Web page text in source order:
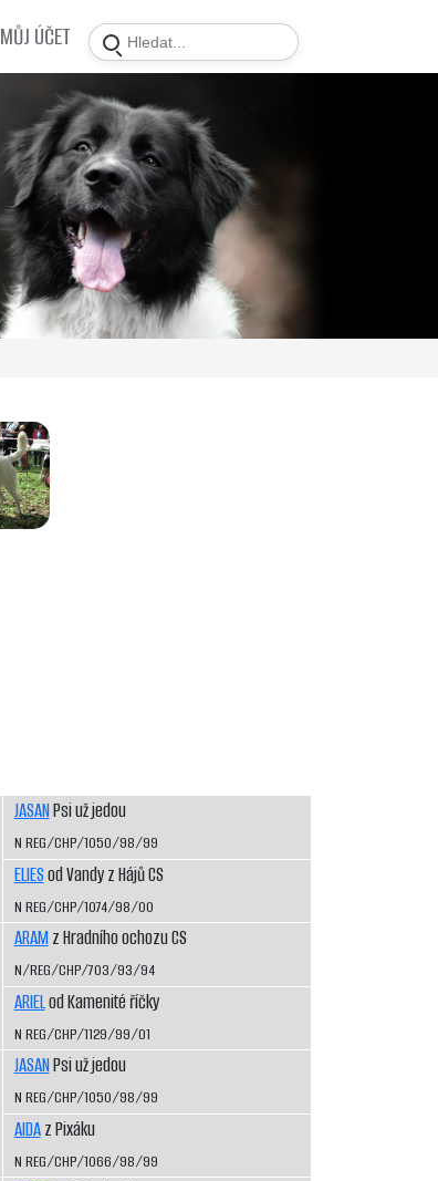
MŮJ ÚČET
JASANPsi už jedou
N REG/CHP/1050/98/99
ELIESod Vandy z Hájů CS
N REG/CHP/1074/98/00
ARAMz Hradního ochozu CS
N/REG/CHP/703/93/94
ARIELod Kamenité říčky
N REG/CHP/1129/99/01
JASANPsi už jedou
N REG/CHP/1050/98/99
AIDAz Pixáku
N REG/CHP/1066/98/99